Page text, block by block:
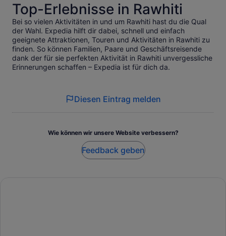
Top-Erlebnisse in Rawhiti
Bei so vielen Aktivitäten in und um Rawhiti hast du die Qual
der Wahl. Expedia hilft dir dabei, schnell und einfach
geeignete Attraktionen, Touren und Aktivitäten in Rawhiti zu
finden. So können Familien, Paare und Geschäftsreisende
dank der für sie perfekten Aktivität in Rawhiti unvergessliche
Erinnerungen schaffen – Expedia ist für dich da.
Diesen Eintrag melden
Wie können wir unsere Website verbessern?
Feedback geben